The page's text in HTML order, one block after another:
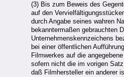
(3) Bis zum Beweis des
auf den
durch Angabe seines wahren
bekanntermaßen gebrauchten
Unternehmenskennzeichens
bei einer öffentlichen
Filmwerkes auf die
sofern nicht die im vorigen
daß Filmhersteller ein anderer